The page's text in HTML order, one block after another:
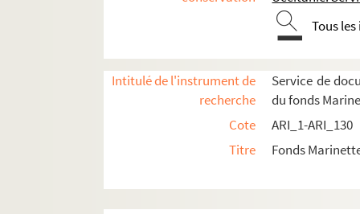
Tous
Intitulé de l'instrument de
recherche
Service de
du fonds
Cote
ARI_1-ARI_130
Titre
Fonds
Transcriptions et recherches sur la musique et